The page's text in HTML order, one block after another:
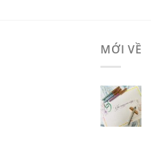
MỚI VỀ